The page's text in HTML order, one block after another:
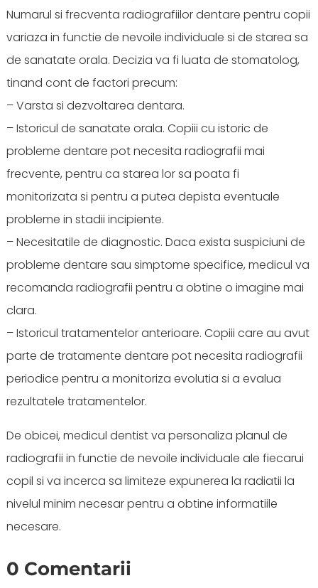
Numarul si frecventa radiografiilor dentare pentru copii
variaza in functie de nevoile individuale si de starea sa
de sanatate orala. Decizia va fi luata de stomatolog,
tinand cont de factori precum:
– Varsta si dezvoltarea dentara.
– Istoricul de sanatate orala. Copiii cu istoric de
probleme dentare pot necesita radiografii mai
frecvente, pentru ca starea lor sa poata fi
monitorizata si pentru a putea depista eventuale
probleme in stadii incipiente.
– Necesitatile de diagnostic. Daca exista suspiciuni de
probleme dentare sau simptome specifice, medicul va
recomanda radiografii pentru a obtine o imagine mai
clara.
– Istoricul tratamentelor anterioare. Copiii care au avut
parte de tratamente dentare pot necesita radiografii
periodice pentru a monitoriza evolutia si a evalua
rezultatele tratamentelor.
De obicei, medicul dentist va personaliza planul de
radiografii in functie de nevoile individuale ale fiecarui
copil si va incerca sa limiteze expunerea la radiatii la
nivelul minim necesar pentru a obtine informatiile
necesare.
0 Comentarii